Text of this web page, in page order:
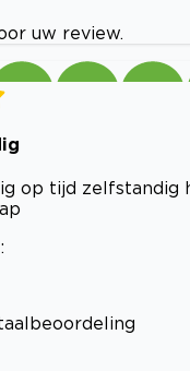
uw review.
op tijd zelfstandig